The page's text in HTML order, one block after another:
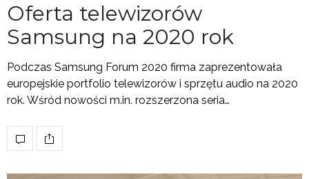
Oferta telewizorów
Samsung na 2020 rok
Podczas Samsung Forum 2020 firma zaprezentowała
europejskie portfolio telewizorów i sprzętu audio na 2020
rok. Wśród nowości m.in. rozszerzona seria…